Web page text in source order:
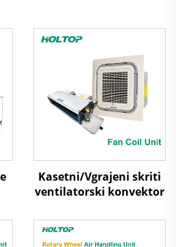
Kasetni/Vgrajeni skriti
ventilatorski konvektor